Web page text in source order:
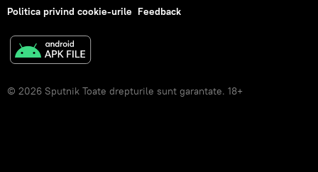
Politica privind cookie-urile Feedback
© 2026 Sputnik Toate drepturile sunt garantate. 18+